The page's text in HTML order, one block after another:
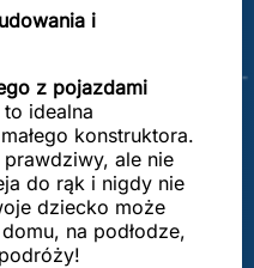
i
z pojazdami
to idealna
konstruktora.
ale nie
do rąk i nigdy nie
dziecko może
na podłodze,